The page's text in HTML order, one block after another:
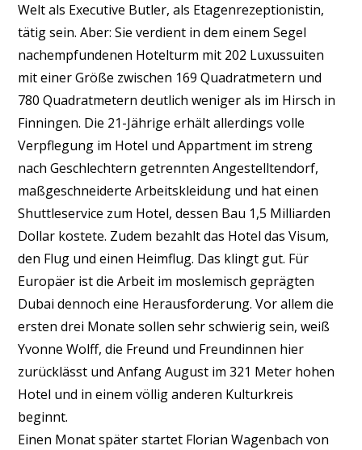
Welt als Executive Butler, als Etagenrezeptionistin,
tätig sein. Aber: Sie verdient in dem einem Segel
nachempfundenen Hotelturm mit 202 Luxussuiten
mit einer Größe zwischen 169 Quadratmetern und
780 Quadratmetern deutlich weniger als im Hirsch in
Finningen. Die 21-Jährige erhält allerdings volle
Verpflegung im Hotel und Appartment im streng
nach Geschlechtern getrennten Angestelltendorf,
maßgeschneiderte Arbeitskleidung und hat einen
Shuttleservice zum Hotel, dessen Bau 1,5 Milliarden
Dollar kostete. Zudem bezahlt das Hotel das Visum,
den Flug und einen Heimflug. Das klingt gut. Für
Europäer ist die Arbeit im moslemisch geprägten
Dubai dennoch eine Herausforderung. Vor allem die
ersten drei Monate sollen sehr schwierig sein, weiß
Yvonne Wolff, die Freund und Freundinnen hier
zurücklässt und Anfang August im 321 Meter hohen
Hotel und in einem völlig anderen Kulturkreis
beginnt.
Einen Monat später startet Florian Wagenbach von